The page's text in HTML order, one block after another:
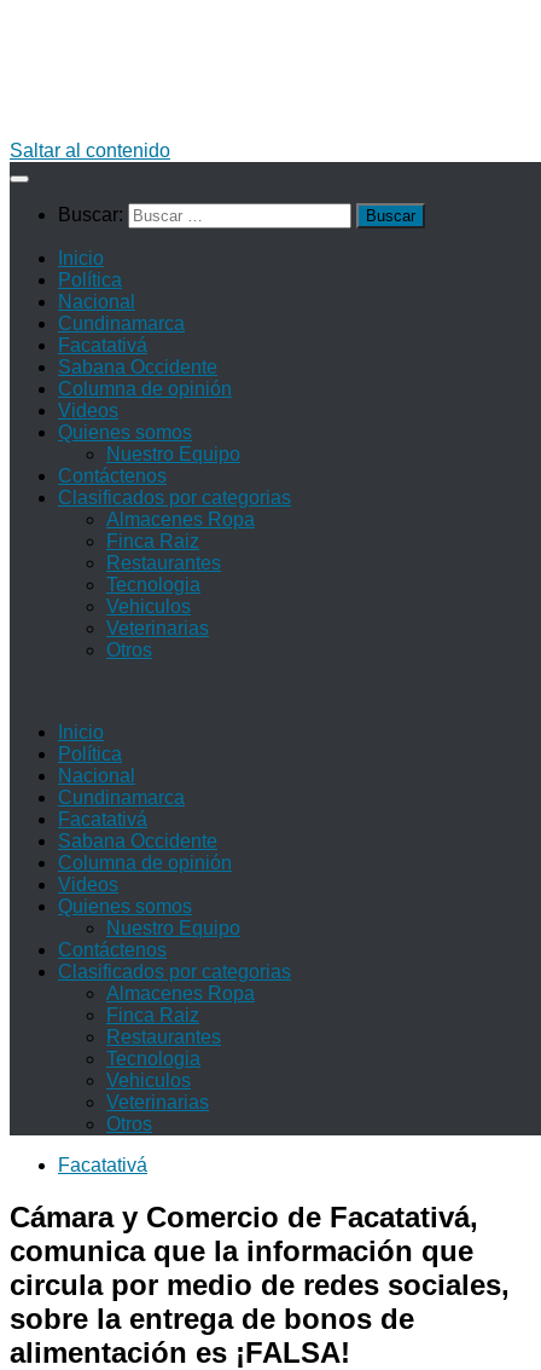
Saltar al contenido
Buscar:
Inicio
Política
Nacional
Cundinamarca
Facatativá
Sabana Occidente
Columna de opinión
Videos
Quienes somos
Nuestro Equipo
Contáctenos
Clasificados por categorias
Almacenes Ropa
Finca Raiz
Restaurantes
Tecnologia
Vehiculos
Veterinarias
Otros
Inicio
Política
Nacional
Cundinamarca
Facatativá
Sabana Occidente
Columna de opinión
Videos
Quienes somos
Nuestro Equipo
Contáctenos
Clasificados por categorias
Almacenes Ropa
Finca Raiz
Restaurantes
Tecnologia
Vehiculos
Veterinarias
Otros
Facatativá
Cámara y Comercio de Facatativá,
comunica que la información que
circula por medio de redes sociales,
sobre la entrega de bonos de
alimentación es ¡FALSA!